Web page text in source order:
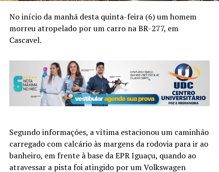
No início da manhã desta quinta-feira (6) um homem
morreu atropelado por um carro na BR-277, em
Cascavel.
Segundo informações, a vítima estacionou um caminhão
carregado com calcário às margens da rodovia para ir ao
banheiro, em frente à base da EPR Iguaçu, quando ao
atravessar a pista foi atingido por um Volkswagen